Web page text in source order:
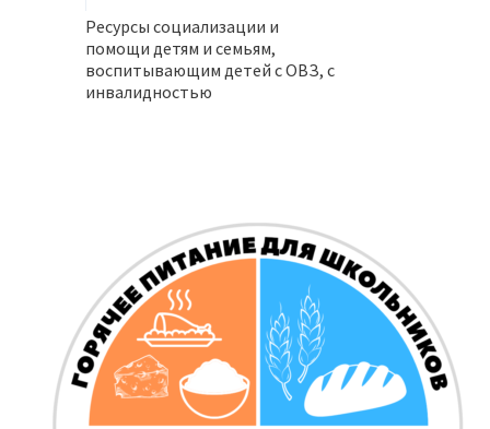
Ресурсы социализации и
помощи детям и семьям,
воспитывающим детей с ОВЗ, с
инвалидностью